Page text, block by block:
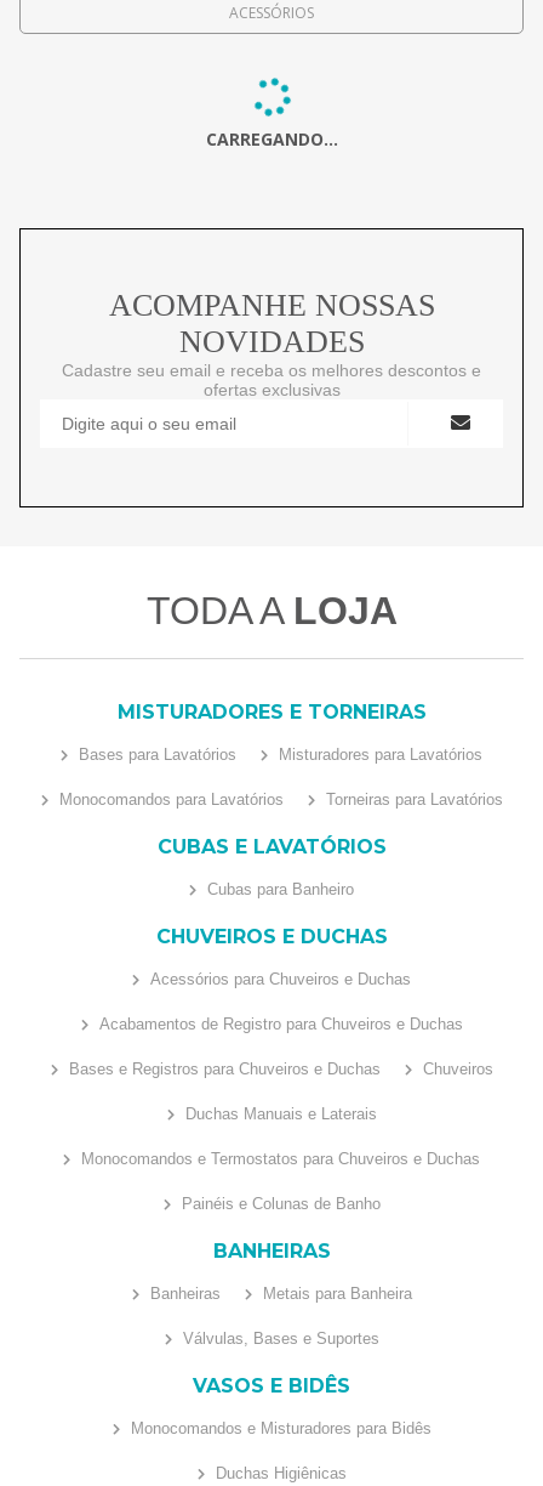
ACESSÓRIOS
CARREGANDO...
ACOMPANHE NOSSAS
NOVIDADES
Cadastre seu email e receba os melhores descontos e
ofertas exclusivas
TODA A LOJA
MISTURADORES E TORNEIRAS
Bases para Lavatórios Misturadores para Lavatórios
Monocomandos para Lavatórios Torneiras para Lavatórios
CUBAS E LAVATÓRIOS
Cubas para Banheiro
CHUVEIROS E DUCHAS
Acessórios para Chuveiros e Duchas
Acabamentos de Registro para Chuveiros e Duchas
Bases e Registros para Chuveiros e Duchas Chuveiros
Duchas Manuais e Laterais
Monocomandos e Termostatos para Chuveiros e Duchas
Painéis e Colunas de Banho
BANHEIRAS
Banheiras Metais para Banheira
Válvulas, Bases e Suportes
VASOS E BIDÊS
Monocomandos e Misturadores para Bidês
Duchas Higiênicas